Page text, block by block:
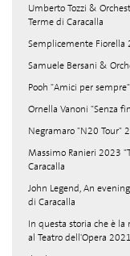
Umberto Tozzi &
Terme di Caracalla
Semplicemente Fiorella
Samuele Bersani &
Pooh "Amici per
Ornella Vanoni "Senza
Negramaro "N20 Tour"
Massimo Ranieri 2023
Caracalla
John Legend, An
di Caracalla
In questa storia che è la
al Teatro dell'Opera 2021